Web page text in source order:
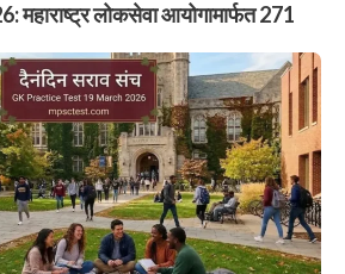
लोकसेवा आयोगामार्फत 271